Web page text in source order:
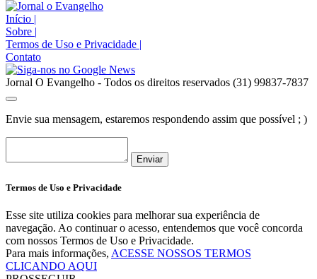
Início |
Sobre |
Termos de Uso e Privacidade |
Contato
Jornal O Evangelho - Todos os direitos reservados (31) 99837-7837
Envie sua mensagem, estaremos respondendo assim que possível ; )
Enviar
Termos de Uso e Privacidade
Esse site utiliza cookies para melhorar sua experiência de
navegação. Ao continuar o acesso, entendemos que você concorda
com nossos Termos de Uso e Privacidade.
Para mais informações, ACESSE NOSSOS TERMOS
CLICANDO AQUI